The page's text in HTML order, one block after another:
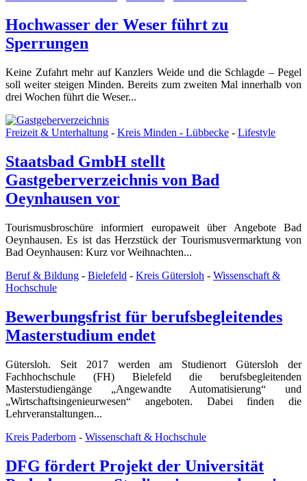
Hochwasser der Weser führt zu
Sperrungen
Keine Zufahrt mehr auf Kanzlers Weide und die Schlagde – Pegel
soll weiter steigen Minden. Bereits zum zweiten Mal innerhalb von
drei Wochen führt die Weser...
Freizeit & Unterhaltung - Kreis Minden - Lübbecke - Lifestyle
Staatsbad GmbH stellt
Gastgeberverzeichnis von Bad
Oeynhausen vor
Tourismusbroschüre informiert europaweit über Angebote Bad
Oeynhausen. Es ist das Herzstück der Tourismusvermarktung von
Bad Oeynhausen: Kurz vor Weihnachten...
Beruf & Bildung - Bielefeld - Kreis Gütersloh - Wissenschaft &
Hochschule
Bewerbungsfrist für berufsbegleitendes
Masterstudium endet
Gütersloh. Seit 2017 werden am Studienort Gütersloh der
Fachhochschule (FH) Bielefeld die berufsbegleitenden
Masterstudiengänge „Angewandte Automatisierung“ und
„Wirtschaftsingenieurwesen“ angeboten. Dabei finden die
Lehrveranstaltungen...
Kreis Paderborn - Wissenschaft & Hochschule
DFG fördert Projekt der Universität